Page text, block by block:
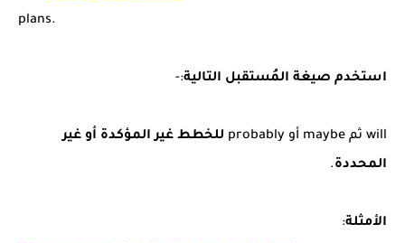
plans.
استخدم صيغة المُستقبل التالية:-
will ثم maybe أو probably
للخطط غير المؤكدة أو غير
المحددة.
الأمثلة: